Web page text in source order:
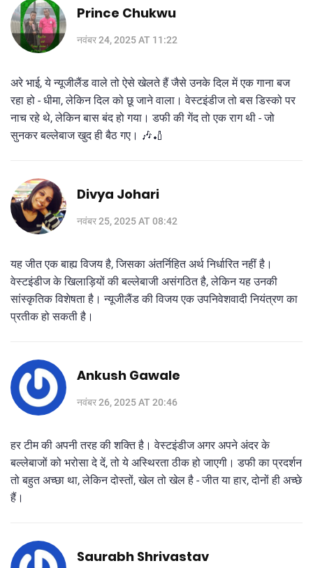
Prince Chukwu
नवंबर 24, 2025 AT 11:22
अरे भाई, ये न्यूजीलैंड वाले तो ऐसे खेलते हैं जैसे उनके दिल में एक गाना बज
रहा हो - धीमा, लेकिन दिल को छू जाने वाला। वेस्टइंडीज तो बस डिस्को पर
नाच रहे थे, लेकिन बास बंद हो गया। डफी की गेंद तो एक राग थी - जो
सुनकर बल्लेबाज खुद ही बैठ गए। 🎶🏏
Divya Johari
नवंबर 25, 2025 AT 08:42
यह जीत एक बाह्य विजय है, जिसका अंतर्निहित अर्थ निर्धारित नहीं है।
वेस्टइंडीज के खिलाड़ियों की बल्लेबाजी असंगठित है, लेकिन यह उनकी
सांस्कृतिक विशेषता है। न्यूजीलैंड की विजय एक उपनिवेशवादी नियंत्रण का
प्रतीक हो सकती है।
Ankush Gawale
नवंबर 26, 2025 AT 20:46
हर टीम की अपनी तरह की शक्ति है। वेस्टइंडीज अगर अपने अंदर के
बल्लेबाजों को भरोसा दे दें, तो ये अस्थिरता ठीक हो जाएगी। डफी का प्रदर्शन
तो बहुत अच्छा था, लेकिन दोस्तों, खेल तो खेल है - जीत या हार, दोनों ही अच्छे
हैं।
Saurabh Shrivastav